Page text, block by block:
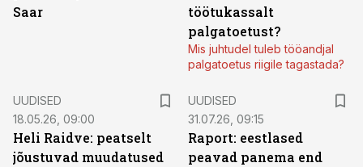
Saar
töötukassalt
palgatoetust?
Mis juhtudel tuleb tööandjal
palgatoetus riigile tagastada?
UUDISED
18.05.26, 09:00
Heli Raidve: peatselt
jõustuvad muudatused
UUDISED
31.07.26, 09:15
Raport: eestlased
peavad panema end